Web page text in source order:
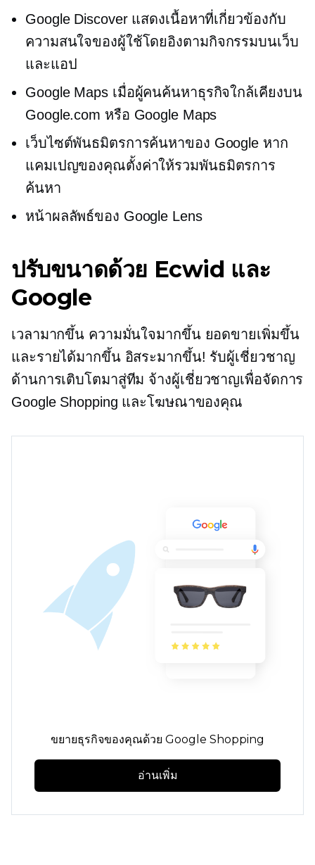
Google Discover แสดงเนื้อหาที่เกี่ยวข้องกับ
ความสนใจของผู้ใช้โดยอิงตามกิจกรรมบนเว็บ
และแอป
Google Maps เมื่อผู้คนค้นหาธุรกิจใกล้เคียงบน
Google.com หรือ Google Maps
เว็บไซต์พันธมิตรการค้นหาของ Google หาก
แคมเปญของคุณตั้งค่าให้รวมพันธมิตรการ
ค้นหา
หน้าผลลัพธ์ของ Google Lens
ปรับขนาดด้วย Ecwid และ
Google
เวลามากขึ้น ความมั่นใจมากขึ้น ยอดขายเพิ่มขึ้น
และรายได้มากขึ้น อิสระมากขึ้น! รับผู้เชี่ยวชาญ
ด้านการเติบโตมาสู่ทีม จ้างผู้เชี่ยวชาญเพื่อจัดการ
Google Shopping และโฆษณาของคุณ
ขยายธุรกิจของคุณด้วย Google Shopping
อ่านเพิ่ม